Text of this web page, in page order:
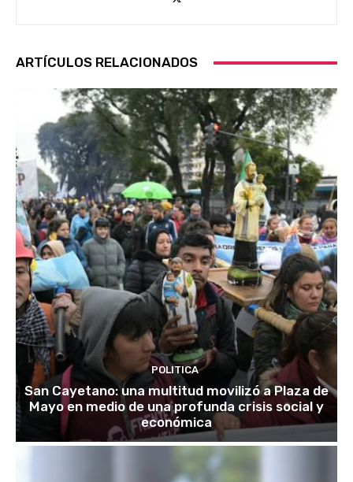
ARTÍCULOS RELACIONADOS
POLITICA
San Cayetano: una multitud movilizó a Plaza de
Mayo en medio de una profunda crisis social y
económica